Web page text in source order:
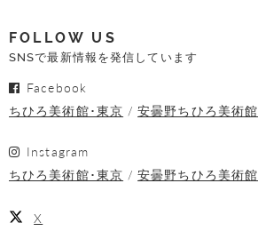
FOLLOW US
SNSで最新情報を発信しています
Facebook
ちひろ美術館･東京
安曇野ちひろ美術館
Instagram
ちひろ美術館･東京
安曇野ちひろ美術館
X